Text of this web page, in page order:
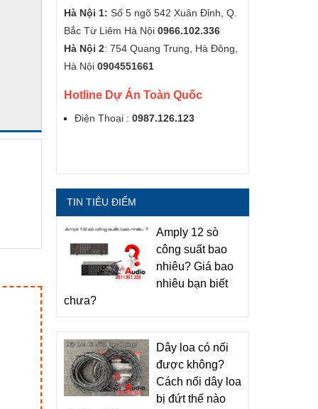
Hà Nội 1: Số 5 ngõ 542 Xuân Đỉnh, Q.
Bắc Từ Liêm Hà Nội 0966.102.336
Hà Nội 2: 754 Quang Trung, Hà Đông,
Hà Nội 0904551661
Hotline Dự Án Toàn Quốc
Điện Thoại : 0987.126.123
TIN TIÊU ĐIỂM
Amply 12 sò
công suất bao
nhiêu? Giá bao
nhiêu bạn biết
chưa?
Dây loa có nối
được không?
Cách nối dây loa
bị đứt thế nào